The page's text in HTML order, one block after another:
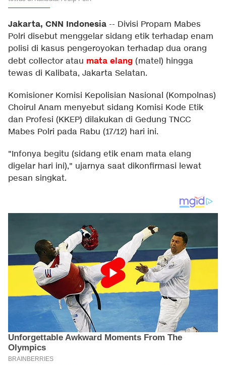
Jakarta, CNN Indonesia -- Divisi Propam Mabes
Polri disebut menggelar sidang etik terhadap enam
polisi di kasus pengeroyokan terhadap dua orang
debt collector atau mata elang (matel) hingga
tewas di Kalibata, Jakarta Selatan.
Komisioner Komisi Kepolisian Nasional (Kompolnas)
Choirul Anam menyebut sidang Komisi Kode Etik
dan Profesi (KKEP) dilakukan di Gedung TNCC
Mabes Polri pada Rabu (17/12) hari ini.
"Infonya begitu (sidang etik enam mata elang
digelar hari ini)," ujarnya saat dikonfirmasi lewat
pesan singkat.